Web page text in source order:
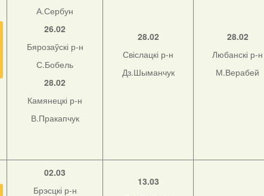
А.Сербун
26.02
Бярозаўскі р-н
С.Бобель
28.02
Камянецкі р-н
В.Пракапчук
28.02
Свіслацкі р-н
Дз.Шыманчук
28.02
Любанскі р-н
М.Верабей
02.03
Брэсцкі р-н
13.03